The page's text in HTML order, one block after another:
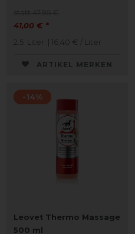
41,00 € *
2.5 Liter | 16,40 € / Liter
ARTIKEL MERKEN
-14%
Leovet Thermo Massage
500 ml